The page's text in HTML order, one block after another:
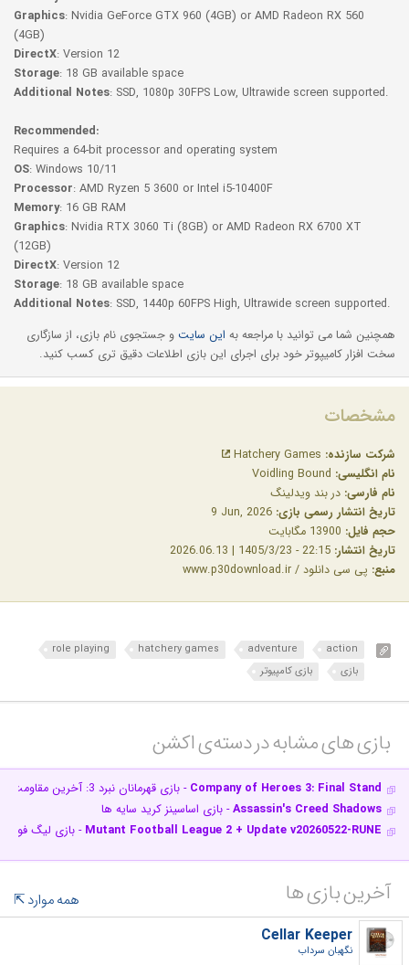
Graphics: Nvidia GeForce GTX 960 (4GB) or AMD Radeon RX 560
(4GB)
DirectX: Version 12
Storage: 18 GB available space
Additional Notes: SSD, 1080p 30FPS Low, Ultrawide screen supported.
Recommended:
Requires a 64-bit processor and operating system
OS: Windows 10/11
Processor: AMD Ryzen 5 3600 or Intel i5-10400F
Memory: 16 GB RAM
Graphics: Nvidia RTX 3060 Ti (8GB) or AMD Radeon RX 6700 XT
(12GB)
DirectX: Version 12
Storage: 18 GB available space
Additional Notes: SSD, 1440p 60FPS High, Ultrawide screen supported.
همچنین شما می توانید با مراجعه به این سایت و جستجوی نام بازی، از سازگاری
سخت افزار کامیپوتر خود برای اجرای این بازی اطلاعات دقیق تری کسب کنید.
مشخصات
شرکت سازنده:
نام انگلیسی:
نام فارسی: در بند ویدلینگ
تاریخ انتشار رسمی بازی:
حجم فایل:
تاریخ انتشار:
منبع: پی سی دانلود / www.p30download.ir
action
adventure
hatchery games
role playing
بازی
بازی کامپیوتر
بازی های مشابه در دسته‌ی‌ اکشن‎
Company of Heroes 3: Final Stand - بازی قهرمانان نبرد 3: آخرین مقاومت
Assassin's Creed Shadows- بازی اساسینز کرید سایه ها
Mutant Football League 2 + Update v20260522-RUNE - بازی لیگ
آخرین بازی ها
همه موارد
Cellar Keeper
نگهبان سرداب‎